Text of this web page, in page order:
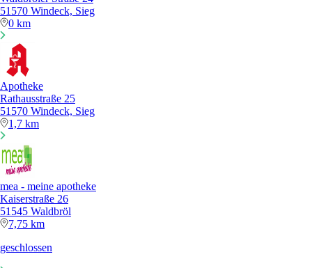
51570 Windeck, Sieg
0 km
Apotheke
Rathausstraße 25
51570 Windeck, Sieg
1,7 km
mea - meine apotheke
Kaiserstraße 26
51545 Waldbröl
7,75 km
geschlossen